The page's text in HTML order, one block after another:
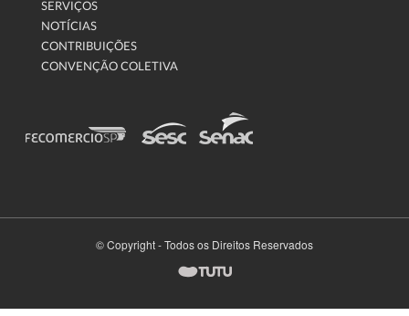
SERVIÇOS
NOTÍCIAS
CONTRIBUIÇÕES
CONVENÇÃO COLETIVA
© Copyright - Todos os Direitos Reservados